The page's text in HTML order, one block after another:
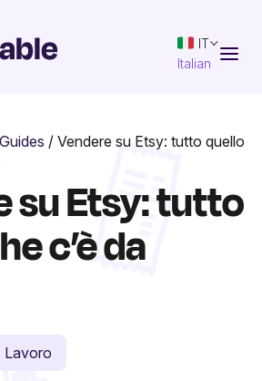
IT
Italian
/Vendere su Etsy: tutto quello
su Etsy: tutto
c’è da
Lavoro